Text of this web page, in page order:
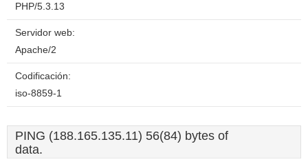
PHP/5.3.13
Servidor web:
Apache/2
Codificación:
iso-8859-1
PING (188.165.135.11) 56(84) bytes of
data.